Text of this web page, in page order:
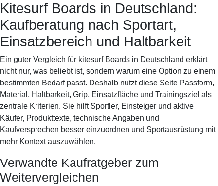
Sportif-Y
Kitesurf Boards in Deutschland:
Kaufberatung nach Sportart,
Einsatzbereich und Haltbarkeit
Ein guter Vergleich für kitesurf Boards in Deutschland erklärt
nicht nur, was beliebt ist, sondern warum eine Option zu einem
bestimmten Bedarf passt. Deshalb nutzt diese Seite Passform,
Material, Haltbarkeit, Grip, Einsatzfläche und Trainingsziel als
zentrale Kriterien. Sie hilft Sportler, Einsteiger und aktive
Käufer, Produkttexte, technische Angaben und
Kaufversprechen besser einzuordnen und Sportausrüstung mit
mehr Kontext auszuwählen.
Verwandte Kaufratgeber zum
Weitervergleichen